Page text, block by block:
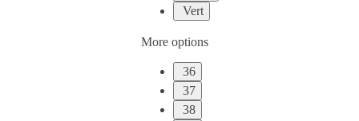
Vert
More options
36
37
38